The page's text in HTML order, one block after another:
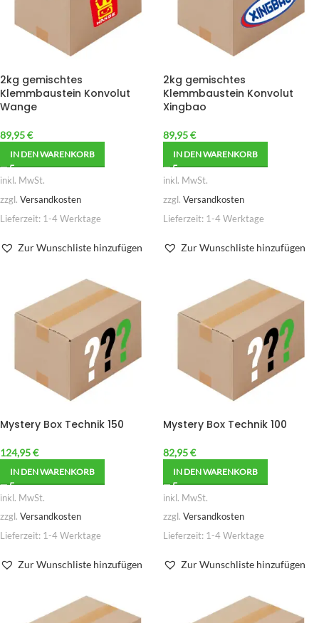
2kg gemischtes
Klemmbaustein Konvolut
Wange
89,95€
IN DEN WARENKORB
inkl. MwSt.
zzgl. Versandkosten
Lieferzeit: 1-4 Werktage
Zur Wunschliste hinzufügen
2kg gemischtes
Klemmbaustein Konvolut
Xingbao
89,95€
IN DEN WARENKORB
inkl. MwSt.
zzgl. Versandkosten
Lieferzeit: 1-4 Werktage
Zur Wunschliste hinzufügen
Mystery Box Technik 150
124,95€
IN DEN WARENKORB
inkl. MwSt.
zzgl. Versandkosten
Lieferzeit: 1-4 Werktage
Zur Wunschliste hinzufügen
Mystery Box Technik 100
82,95€
IN DEN WARENKORB
inkl. MwSt.
zzgl. Versandkosten
Lieferzeit: 1-4 Werktage
Zur Wunschliste hinzufügen